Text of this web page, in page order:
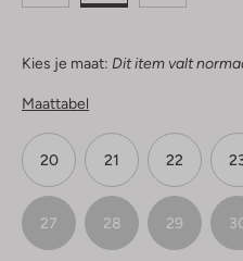
Kies je maat: Dit item valt
Maattabel
20 21 22
27 28 29